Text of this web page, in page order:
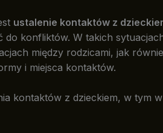
ustalenie kontaktów z
konfliktów. W takich
między rodzicami, jak
i miejsca kontaktów.
kontaktów z dzieckiem, w tym